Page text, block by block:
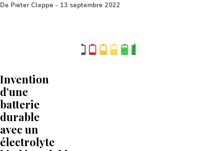
De Pieter Cleppe - 13 septembre 2022
Invention
d’une
batterie
durable
avec un
électrolyte